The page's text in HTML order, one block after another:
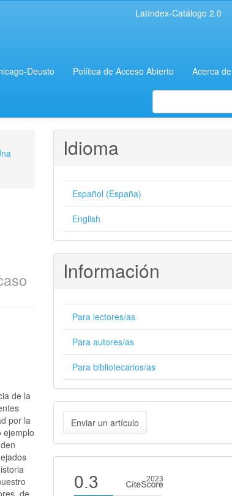
Latíndex-Catálogo 2.0
Deusto Política de Acceso Abierto Acerca de
de la
por la
ejemplo
de
Idioma
Español (España)
English
Información
Para lectores/as
Para autores/as
Para bibliotecarios/as
Enviar
un
artículo
Enviar un artículo
Cite